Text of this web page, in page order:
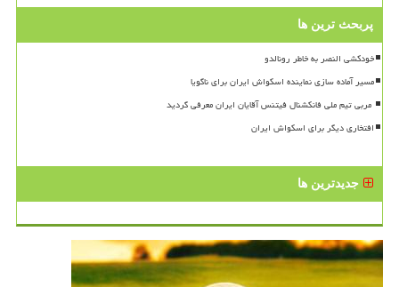
پربحث ترین ها
خودکشی النصر به خاطر رونالدو
مسیر آماده سازی نماینده اسکواش ایران برای ناگویا
افتخاری دیگر برای اسکواش ایران
جدیدترین ها